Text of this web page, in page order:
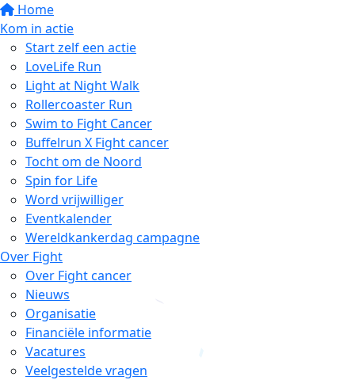
Home
Kom in actie
Start zelf een actie
LoveLife Run
Light at Night Walk
Rollercoaster Run
Swim to Fight Cancer
Buffelrun X Fight cancer
Tocht om de Noord
Spin for Life
Word vrijwilliger
Eventkalender
Wereldkankerdag campagne
Over Fight
Over Fight cancer
Nieuws
Organisatie
Financiële informatie
Vacatures
Veelgestelde vragen